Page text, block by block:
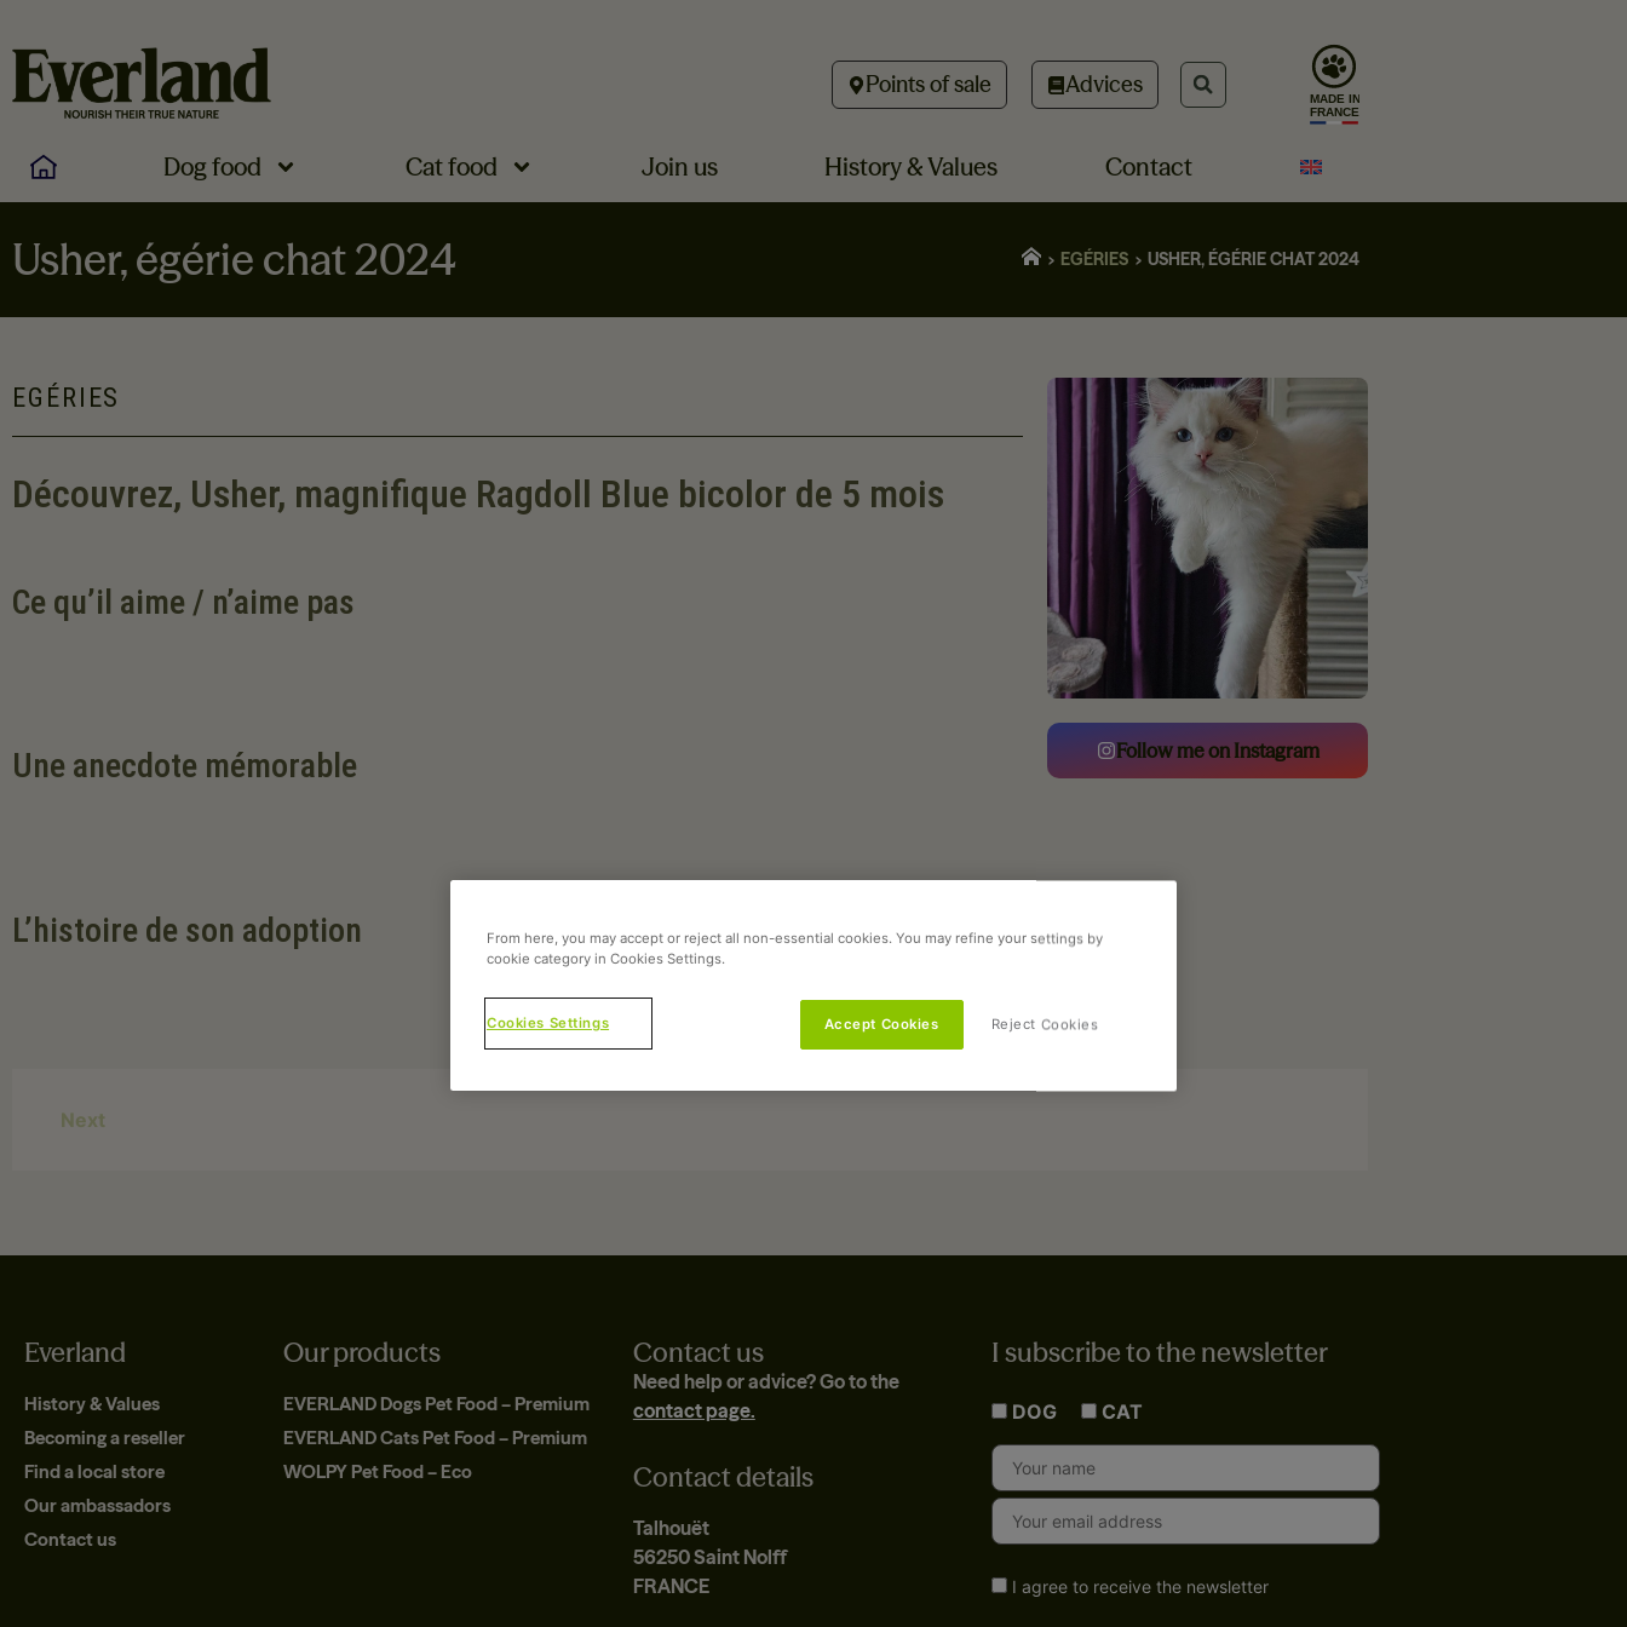
Points of sale Advices
Dog food Cat food Join us History & Values Contact
Usher, égérie chat 2024 EGÉRIES USHER, ÉGÉRIE CHAT 2024
EGÉRIES
Découvrez, Usher, magnifique Ragdoll Blue bicolor de 5 mois
Ce qu’il aime / n’aime pas
Une anecdote mémorable
L’histoire de son adoption
était trop prégnant pour la famille et avons décidé d’adopter deux loulous qui aujourd’hui nous comblent d’amour et de douceur.
Follow me on Instagram
Next
Everland
History & Values
Becoming a reseller
Find a local store
Our ambassadors
Contact us
Our products
EVERLAND Dogs Pet Food – Premium
EVERLAND Cats Pet Food – Premium
WOLPY Pet Food – Eco
Contact us
Need help or advice? Go to the
contact page.
Contact details
Talhouët
56250 Saint Nolff
FRANCE
I subscribe to the newsletter
DOG CAT
I agree to receive the newsletter
From here, you may accept or reject all non-essential cookies. You may refine your settings by
cookie category in Cookies Settings.
Cookies Settings Reject Cookies
Accept Cookies